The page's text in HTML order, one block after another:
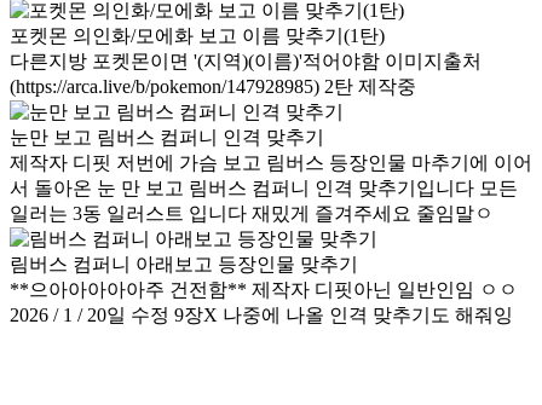
포켓몬 의인화/모에화 보고 이름 맞추기(1탄)
다른지방 포켓몬이면 '(지역)(이름)'적어야함 이미지출처
(https://arca.live/b/pokemon/147928985) 2탄 제작중
눈만 보고 림버스 컴퍼니 인격 맞추기
제작자 디핏 저번에 가슴 보고 림버스 등장인물 마추기에 이어
서 돌아온 눈 만 보고 림버스 컴퍼니 인격 맞추기입니다 모든
일러는 3동 일러스트 입니다 재밌게 즐겨주세요 줄임말ㅇ
림버스 컴퍼니 아래보고 등장인물 맞추기
**으아아아아아주 건전함** 제작자 디핏아닌 일반인임 ㅇㅇ
2026 / 1 / 20일 수정 9장X 나중에 나올 인격 맞추기도 해줘잉